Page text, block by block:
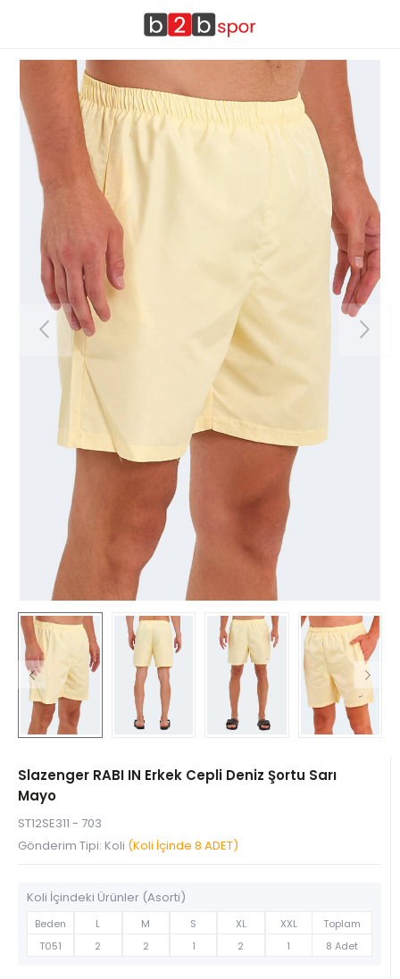
Slazenger RABI IN Erkek Cepli Deniz Şortu Sarı
Mayo
ST12SE311 - 703
Gönderim Tipi: Koli (Koli İçinde 8 ADET)
Koli İçindeki Ürünler (Asorti)
Beden L M S XL XXL
Toplam
T051
2 2 1 2 1 8 Adet